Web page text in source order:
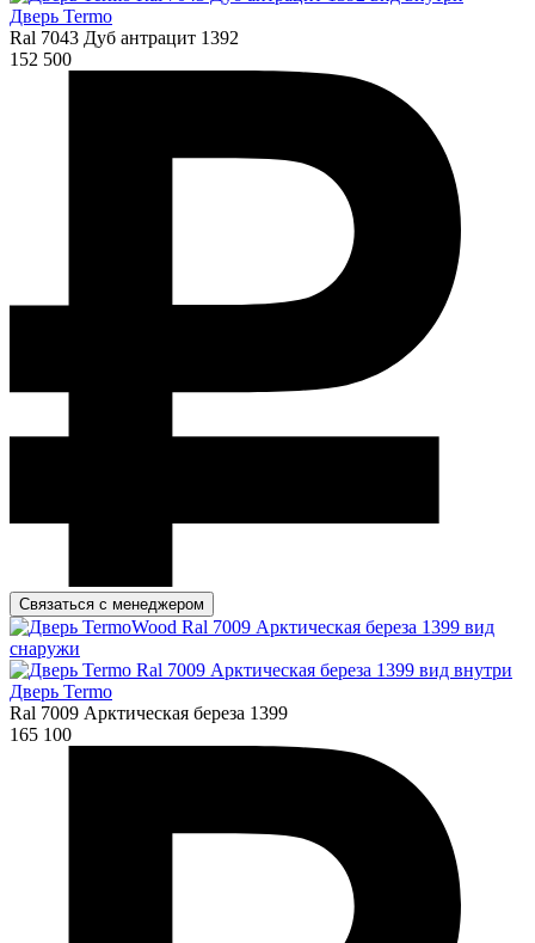
Дверь Termo
Ral 7043 Дуб антрацит 1392
152 500
Связаться с менеджером
Дверь Termo
Ral 7009 Арктическая береза 1399
165 100